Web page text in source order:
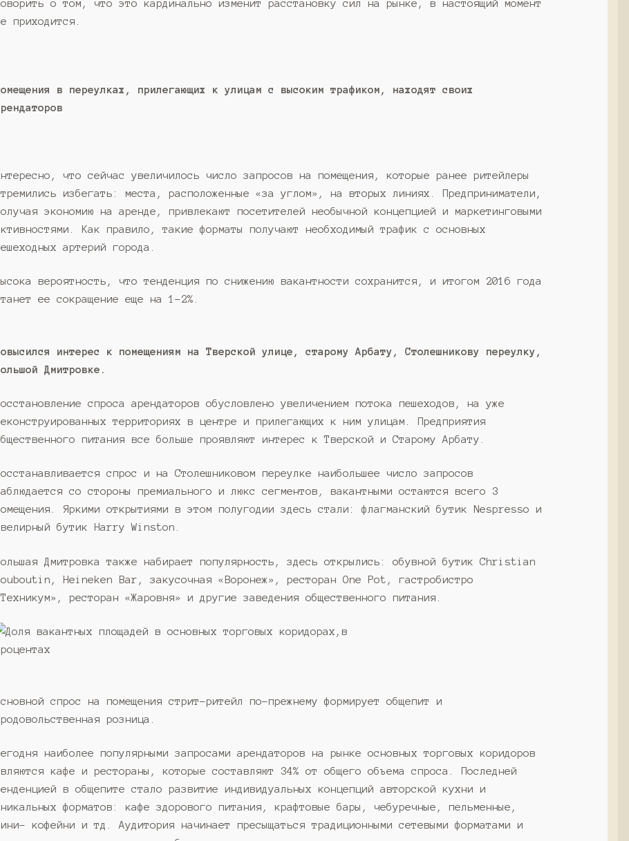
о том, что это кардинально изменит расстановку сил на рынке, в настоящий момент
приходится.
в переулках, прилегающих к улицам с высоким трафиком, находят своих
что сейчас увеличилось число запросов на помещения, которые ранее ритейлеры
избегать: места, расположенные «за углом», на вторых линиях. Предприниматели,
экономию на аренде, привлекают посетителей необычной концепцией и маркетинговыми
Как правило, такие форматы получают необходимый трафик с основных
артерий города.
вероятность, что тенденция по снижению вакантности сохранится, и итогом 2016 года
ее сокращение еще на 1-2%.
интерес к помещениям на Тверской улице, старому Арбату, Столешникову переулку,
Дмитровке.
спроса арендаторов обусловлено увеличением потока пешеходов, на уже
территориях в центре и прилегающих к ним улицам. Предприятия
питания все больше проявляют интерес к Тверской и Старому Арбату.
спрос и на Столешниковом переулке наибольшее число запросов
со стороны премиального и люкс сегментов, вакантными остаются всего 3
Яркими открытиями в этом полугодии здесь стали: флагманский бутик Nespresso и
бутик Harry Winston.
Дмитровка также набирает популярность, здесь открылись: обувной бутик Christian
Heineken Bar, закусочная «Воронеж», ресторан One Pot, гастробистро
ресторан «Жаровня» и другие заведения общественного питания.
спрос на помещения стрит-ритейл по-прежнему формирует общепит и
розница.
наиболее популярными запросами арендаторов на рынке основных торговых коридоров
кафе и рестораны, которые составляют 34% от общего объема спроса. Последней
в общепите стало развитие индивидуальных концепций авторской кухни и
форматов: кафе здорового питания, крафтовые бары, чебуречные, пельменные,
кофейни и тд. Аудитория начинает пресыщаться традиционными сетевыми форматами и